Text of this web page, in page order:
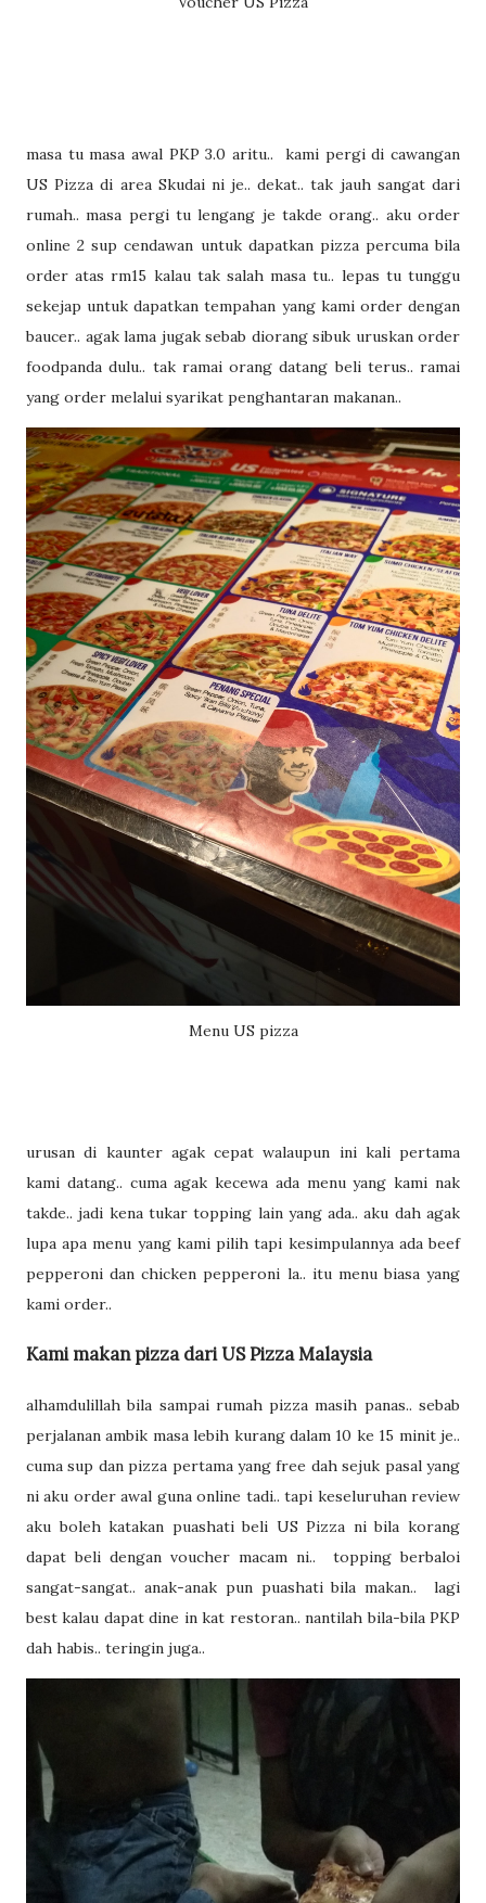
masa tu masa awal PKP 3.0 aritu.. kami pergi di cawangan
US Pizza di area Skudai ni je.. dekat.. tak jauh sangat dari
rumah.. masa pergi tu lengang je takde orang.. aku order
online 2 sup cendawan untuk dapatkan pizza percuma bila
order atas rm15 kalau tak salah masa tu.. lepas tu tunggu
sekejap untuk dapatkan tempahan yang kami order dengan
baucer.. agak lama jugak sebab diorang sibuk uruskan order
foodpanda dulu.. tak ramai orang datang beli terus.. ramai
yang order melalui syarikat penghantaran makanan..
Menu US pizza
urusan di kaunter agak cepat walaupun ini kali pertama
kami datang.. cuma agak kecewa ada menu yang kami nak
takde.. jadi kena tukar topping lain yang ada.. aku dah agak
lupa apa menu yang kami pilih tapi kesimpulannya ada beef
pepperoni dan chicken pepperoni la.. itu menu biasa yang
kami order..
Kami makan pizza dari US Pizza Malaysia
alhamdulillah bila sampai rumah pizza masih panas.. sebab
perjalanan ambik masa lebih kurang dalam 10 ke 15 minit je..
cuma sup dan pizza pertama yang free dah sejuk pasal yang
ni aku order awal guna online tadi.. tapi keseluruhan review
aku boleh katakan puashati beli US Pizza ni bila korang
dapat beli dengan voucher macam ni.. topping berbaloi
sangat-sangat.. anak-anak pun puashati bila makan.. lagi
best kalau dapat dine in kat restoran.. nantilah bila-bila PKP
dah habis.. teringin juga..